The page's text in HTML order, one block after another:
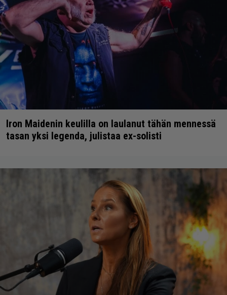
Iron Maidenin keulilla on laulanut tähän mennessä
tasan yksi legenda, julistaa ex-solisti